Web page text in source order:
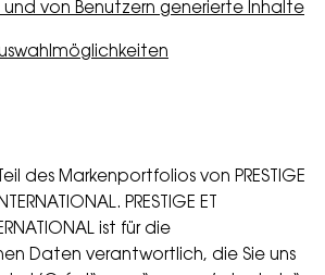
und von Benutzern generierte Inhalte
Teil des Markenportfolios von PRESTIGE
PRESTIGE ET
ist für die
Daten verantwortlich, die Sie uns